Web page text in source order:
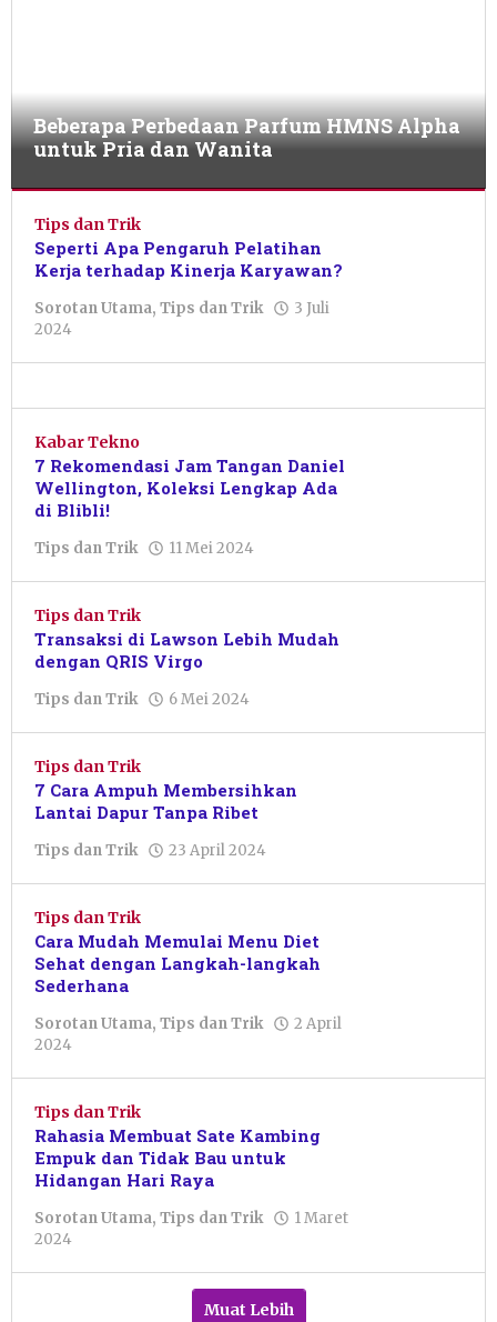
Beberapa Perbedaan Parfum HMNS Alpha
untuk Pria dan Wanita
Utama,
Tips
dan
Pacitanku
Tips dan Trik
Seperti Apa Pengaruh Pelatihan
Kerja terhadap Kinerja Karyawan?
Sorotan Utama, Tips dan Trik
3 Juli
2024
Kabar Tekno
7 Rekomendasi Jam Tangan Daniel
Wellington, Koleksi Lengkap Ada
di Blibli!
Tips dan Trik 11 Mei 2024
Tips dan Trik
Transaksi di Lawson Lebih Mudah
dengan QRIS Virgo
Tips dan Trik 6 Mei 2024
Tips dan Trik
7 Cara Ampuh Membersihkan
Lantai Dapur Tanpa Ribet
Tips dan Trik 23 April 2024
Tips dan Trik
Cara Mudah Memulai Menu Diet
Sehat dengan Langkah-langkah
Sederhana
Sorotan Utama, Tips dan Trik
2 April
2024
Tips dan Trik
Rahasia Membuat Sate Kambing
Empuk dan Tidak Bau untuk
Hidangan Hari Raya
Sorotan Utama, Tips dan Trik
1 Maret
2024
Muat Lebih